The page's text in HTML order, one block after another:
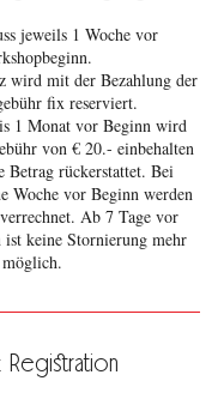
jeweils 1 Woche vor
wird mit der Bezahlung der
fix reserviert.
1 Monat vor Beginn wird
von € 20.- einbehalten
Betrag rückerstattet. Bei
Woche vor Beginn werden
Ab 7 Tage vor
keine Stornierung mehr
möglich.
Registration